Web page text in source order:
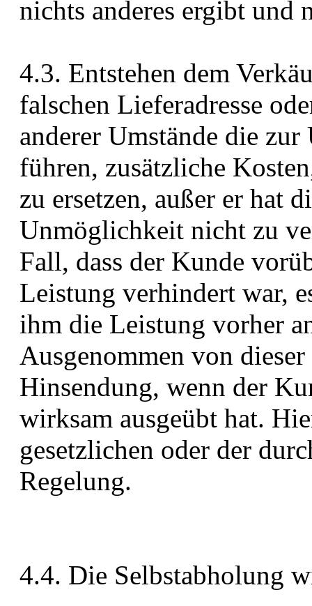
nichts anderes ergibt und
4.3. Entstehen dem
falschen Lieferadresse
anderer Umstände die
führen, zusätzliche
zu ersetzen, außer er hat
Unmöglichkeit nicht zu
Fall, dass der Kunde
Leistung verhindert war,
ihm die Leistung vorher
Ausgenommen von
Hinsendung, wenn der
wirksam ausgeübt hat.
gesetzlichen oder der
Regelung.
4.4. Die Selbstabholung